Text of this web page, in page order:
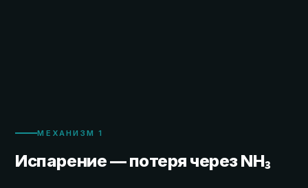
МЕХАНИЗМ 1
Испарение — потеря через NH₃